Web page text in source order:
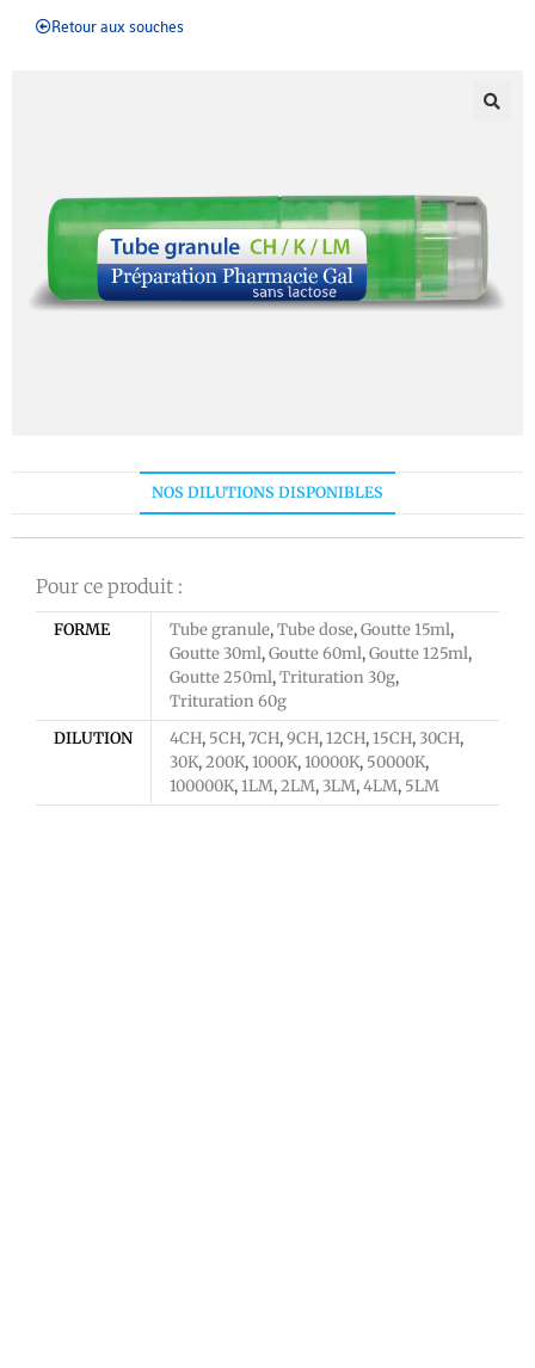
Retour aux souches
NOS DILUTIONS DISPONIBLES
Pour ce produit :
FORME Tube granule,Tube dose,Goutte 15ml,
Goutte 30ml,Goutte 60ml,Goutte 125ml,
Goutte 250ml,Trituration 30g,
Trituration 60g
DILUTION
4CH, 5CH,7CH,9CH,12CH,15CH,30CH,
30K,200K,1000K,10000K, 50000K,
100000K,1LM,2LM,3LM,4LM, 5LM